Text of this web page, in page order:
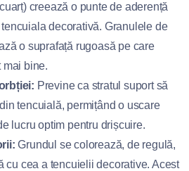
creează o punte de aderență
decorativă. Granulele de
o suprafață rugoasă pe care
mai bine.
Previne ca stratul suport să
tencuială, permițând o uscare
lucru optim pentru drișcuire.
Grundul se colorează, de regulă,
cu cea a tencuielii decorative. Acest